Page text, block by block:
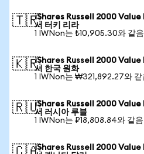
🇹🇷iShares Russell 2000 Value
서 터키 리라
1 IWNon는 ₺10,905.30와 같음
🇰🇷iShares Russell 2000 Value
서 한국 원화
1 IWNon는 ₩321,892.27와 같
🇷🇺iShares Russell 2000 Value
서 러시아 루블
1 IWNon는 ₽18,808.84와 같음
iShares Russell 2000 Value